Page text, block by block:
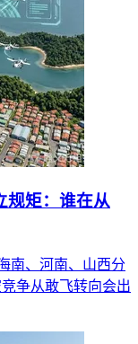
规矩：谁在从
南、河南、山西分
争从敢飞转向会出